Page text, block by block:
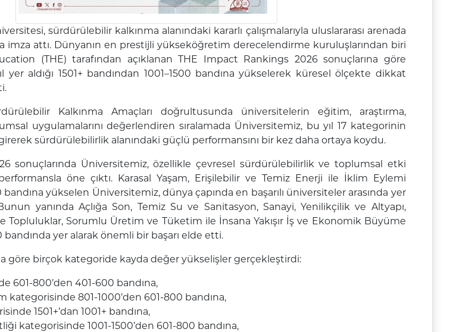
sürdürülebilir kalkınma alanındaki kararlı çalışmalarıyla uluslararası arenada
imza attı.Dünyanın en prestijli yükseköğretim derecelendirme kuruluşlarından biri
(THE) tarafından açıklananTHE Impact Rankings 2026sonuçlarına göre
yer aldığı 1501+ bandından 1001–1500 bandına yükselerek küresel ölçekte dikkat
Kalkınma Amaçları doğrultusunda üniversitelerin eğitim, araştırma,
uygulamalarını değerlendiren sıralamada Üniversitemiz, bu yıl17 kategorinin
sürdürülebilirlik alanındaki güçlü performansını bir kez daha ortaya koydu.
sonuçlarında Üniversitemiz, özellikle çevresel sürdürülebilirlik ve toplumsal etki
öne çıktı. Karasal Yaşam, Erişilebilir ve Temiz Enerji ile İklim Eylemi
bandına yükselen Üniversitemiz, dünya çapında en başarılı üniversiteler arasında yer
yanında Açlığa Son, Temiz Su ve Sanitasyon, Sanayi, Yenilikçilik ve Altyapı,
Topluluklar, Sorumlu Üretim ve Tüketim ile İnsana Yakışır İş ve Ekonomik Büyüme
bandında yer alarak önemli bir başarı elde etti.
göre birçok kategoride kayda değer yükselişler gerçekleştirdi:
601-800’den 401-600 bandına,
kategorisinde 801-1000’den 601-800 bandına,
1501+’dan 1001+ bandına,
kategorisinde 1001-1500’den 601-800 bandına,